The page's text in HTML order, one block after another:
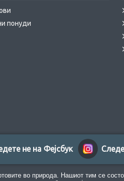
понуди
не на Фејсбук
во природа. Нашиот тим се